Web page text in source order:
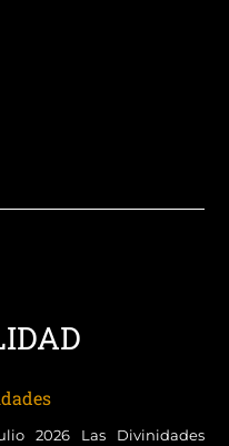
2026 Las Divinidades